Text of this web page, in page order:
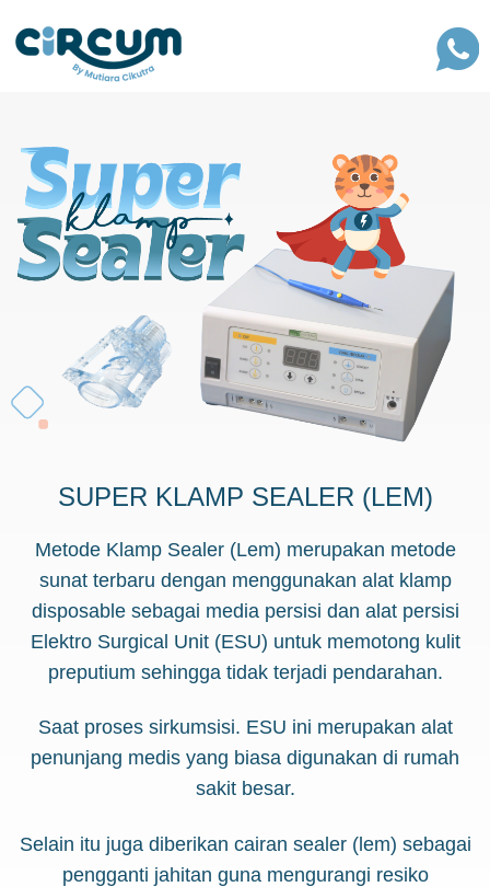
SUPER KLAMP SEALER (LEM)
Metode Klamp Sealer (Lem) merupakan metode
sunat terbaru dengan menggunakan alat klamp
disposable sebagai media persisi dan alat persisi
Elektro Surgical Unit (ESU) untuk memotong kulit
preputium sehingga tidak terjadi pendarahan.
Saat proses sirkumsisi. ESU ini merupakan alat
penunjang medis yang biasa digunakan di rumah
sakit besar.
Selain itu juga diberikan cairan sealer (lem) sebagai
pengganti jahitan guna mengurangi resiko